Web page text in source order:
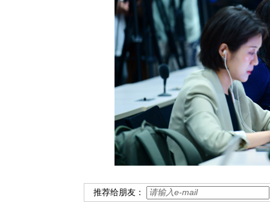
推荐给朋友：